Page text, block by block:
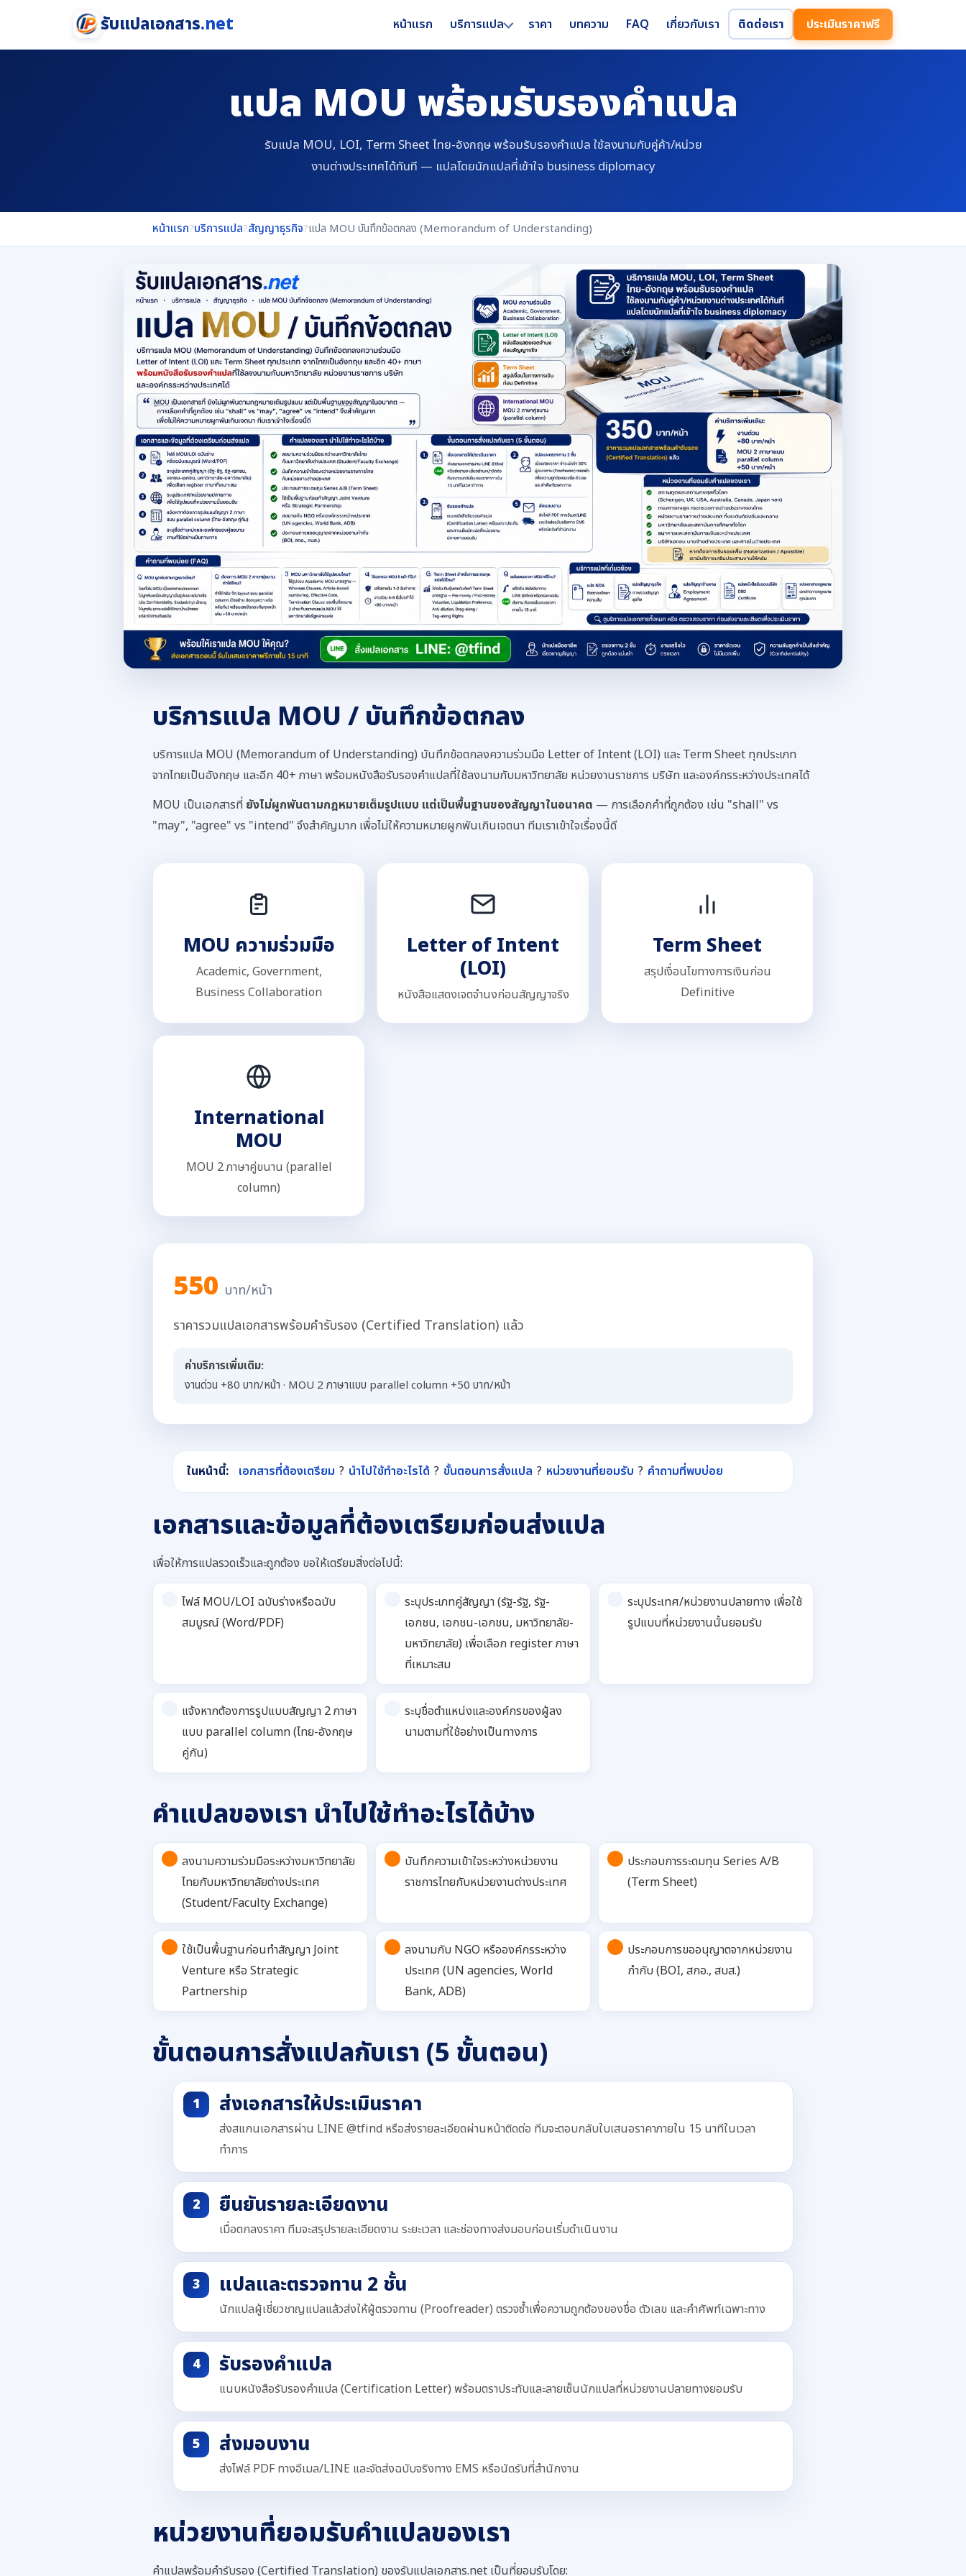
รับแปลเอกสาร.net หน้าแรก บริการแปล ราคา บทความ FAQ เกี่ยวกับเรา ติดต่อเรา ประเมินราคาฟรี
แปล MOU พร้อมรับรองคำแปล
รับแปล MOU, LOI, Term Sheet ไทย-อังกฤษ พร้อมรับรองคำแปล ใช้ลงนามกับคู่ค้า/หน่วย
งานต่างประเทศได้ทันที — แปลโดยนักแปลที่เข้าใจ business diplomacy
หน้าแรก?บริการแปล?สัญญาธุรกิจ?แปล MOU บันทึกข้อตกลง (Memorandum of Understanding)
บริการแปล MOU / บันทึกข้อตกลง
บริการแปล MOU (Memorandum of Understanding) บันทึกข้อตกลงความร่วมมือ Letter of Intent (LOI) และ Term Sheet ทุกประเภท
จากไทยเป็นอังกฤษ และอีก 40+ ภาษา พร้อมหนังสือรับรองคำแปลที่ใช้ลงนามกับมหาวิทยาลัย หน่วยงานราชการ บริษัท และองค์กรระหว่างประเทศได้
MOU เป็นเอกสารที่ ยังไม่ผูกพันตามกฎหมายเต็มรูปแบบ แต่เป็นพื้นฐานของสัญญาในอนาคต — การเลือกคำที่ถูกต้อง เช่น "shall" vs
"may", "agree" vs "intend" จึงสำคัญมาก เพื่อไม่ให้ความหมายผูกพันเกินเจตนา ทีมเราเข้าใจเรื่องนี้ดี
MOU ความร่วมมือ
Academic, Government,
Business Collaboration
Letter of Intent
(LOI)
หนังสือแสดงเจตจำนงก่อนสัญญาจริง
Term Sheet
สรุปเงื่อนไขทางการเงินก่อน
Definitive
International
MOU
MOU 2 ภาษาคู่ขนาน (parallel
column)
550 บาท/หน้า
ราคารวมแปลเอกสารพร้อมคำรับรอง (Certified Translation) แล้ว
ค่าบริการเพิ่มเติม:
งานด่วน +80 บาท/หน้า · MOU 2 ภาษาแบบ parallel column +50 บาท/หน้า
ในหน้านี้: เอกสารที่ต้องเตรียม ? นำไปใช้ทำอะไรได้ ? ขั้นตอนการสั่งแปล ? หน่วยงานที่ยอมรับ ? คำถามที่พบบ่อย
เอกสารและข้อมูลที่ต้องเตรียมก่อนส่งแปล
เพื่อให้การแปลรวดเร็วและถูกต้อง ขอให้เตรียมสิ่งต่อไปนี้:
ไฟล์ MOU/LOI ฉบับร่างหรือฉบับ
สมบูรณ์ (Word/PDF)
ระบุประเภทคู่สัญญา (รัฐ-รัฐ, รัฐ-
เอกชน, เอกชน-เอกชน, มหาวิทยาลัย-
มหาวิทยาลัย) เพื่อเลือก register ภาษา
ที่เหมาะสม
ระบุประเทศ/หน่วยงานปลายทาง เพื่อใช้
รูปแบบที่หน่วยงานนั้นยอมรับ
แจ้งหากต้องการรูปแบบสัญญา 2 ภาษา
แบบ parallel column (ไทย-อังกฤษ
คู่กัน)
ระบุชื่อตำแหน่งและองค์กรของผู้ลง
นามตามที่ใช้อย่างเป็นทางการ
คำแปลของเรา นำไปใช้ทำอะไรได้บ้าง
ลงนามความร่วมมือระหว่างมหาวิทยาลัย
ไทยกับมหาวิทยาลัยต่างประเทศ
(Student/Faculty Exchange)
บันทึกความเข้าใจระหว่างหน่วยงาน
ราชการไทยกับหน่วยงานต่างประเทศ
ประกอบการระดมทุน Series A/B
(Term Sheet)
ใช้เป็นพื้นฐานก่อนทำสัญญา Joint
Venture หรือ Strategic
Partnership
ลงนามกับ NGO หรือองค์กรระหว่าง
ประเทศ (UN agencies, World
Bank, ADB)
ประกอบการขออนุญาตจากหน่วยงาน
กำกับ (BOI, สกอ., สบส.)
ขั้นตอนการสั่งแปลกับเรา (5 ขั้นตอน)
ส่งเอกสารให้ประเมินราคา
ส่งสแกนเอกสารผ่าน LINE @tfind หรือส่งรายละเอียดผ่านหน้าติดต่อ ทีมจะตอบกลับใบเสนอราคาภายใน 15 นาทีในเวลา
ทำการ
ยืนยันรายละเอียดงาน
เมื่อตกลงราคา ทีมจะสรุปรายละเอียดงาน ระยะเวลา และช่องทางส่งมอบก่อนเริ่มดำเนินงาน
แปลและตรวจทาน 2 ชั้น
นักแปลผู้เชี่ยวชาญแปลแล้วส่งให้ผู้ตรวจทาน (Proofreader) ตรวจซ้ำเพื่อความถูกต้องของชื่อ ตัวเลข และคำศัพท์เฉพาะทาง
รับรองคำแปล
แนบหนังสือรับรองคำแปล (Certification Letter) พร้อมตราประทับและลายเซ็นนักแปลที่หน่วยงานปลายทางยอมรับ
ส่งมอบงาน
ส่งไฟล์ PDF ทางอีเมล/LINE และจัดส่งฉบับจริงทาง EMS หรือนัดรับที่สำนักงาน
หน่วยงานที่ยอมรับคำแปลของเรา
คำแปลพร้อมคำรับรอง (Certified Translation) ของรับแปลเอกสาร.net เป็นที่ยอมรับโดย: